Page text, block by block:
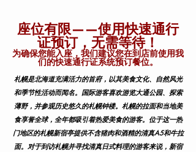
座位有限——使用快速通行
证预订，无需等待！
为确保您能入座，我们建议您在到店前使用我
们的快速通行证系统预订餐位。
札幌是北海道充满活力的首府，以其美食文化、自然风光
和季节性活动而闻名。国际游客喜欢游览大通公园、探索
薄野，并参观历史悠久的札幌钟楼。札幌的拉面和当地美
食享誉全球，全年都吸引着热爱美食的游客。位于这一热
门地区的札幌新宿亭提供不含猪肉和酒精的清真A5和牛拉
面。对于到访札幌并寻找清真日式料理的游客来说，新宿